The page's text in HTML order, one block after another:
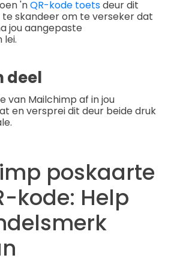
'nQR-kode toetsdeur dit
skandeer om te verseker dat
jou aangepaste
lei.
deel
van Mailchimp af in jou
en versprei dit deur beide druk
poskaarte
kode: Help